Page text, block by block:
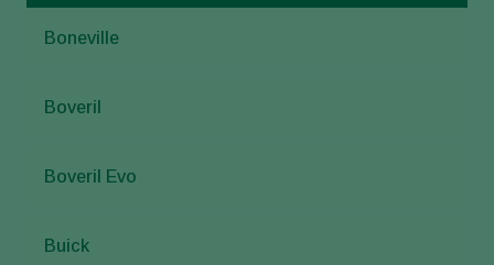
Boneville
Boveril
Boveril Evo
Buick